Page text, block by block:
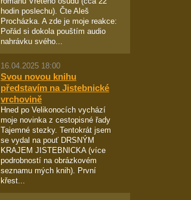
hodin poslechu). Čte Aleš
Procházka. A zde je moje reakce:
Pořád si dokola pouštím audio
nahrávku svého...
16.04.2025 18:00
Svou novou knihu
představím na Jistebnické
vrchovině
Hned po Velikonocích vychází
moje novinka z cestopisné řady
Tajemné stezky. Tentokrát jsem
se vydal na pouť DRSNÝM
KRAJEM JISTEBNICKA (více
podrobností na obrázkovém
seznamu mých knih). První
křest...